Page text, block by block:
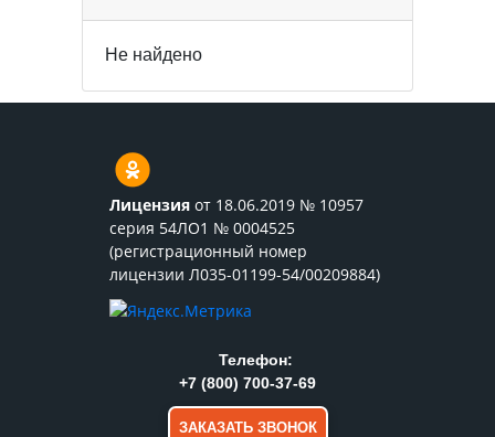
Не найдено
Лицензия от 18.06.2019 № 10957
серия 54ЛО1 № 0004525
(регистрационный номер
лицензии Л035-01199-54/00209884)
Телефон:
+7 (800) 700-37-69
ЗАКАЗАТЬ ЗВОНОК